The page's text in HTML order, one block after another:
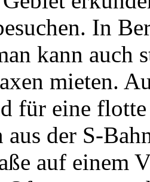
In
kann auch
mieten.
für eine
aus der S-
auf einem